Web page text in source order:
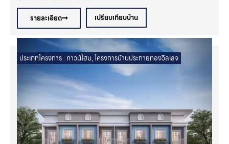
รายละเอียด เปรียบเทียบบ้าน
ประเภทโครงการ :ทาวน์โฮม,โครงการบ้านประกายทองวิลเลจ